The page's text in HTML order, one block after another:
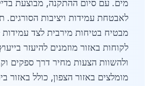
מים. עם סיום ההתקנה, מבוצעת
לאבטחת עמידות ויציבות הסורגים.
מבטיח בטיחות מירבית לצד עמידות
לקוחות באזור מוזמנים להיעזר
ולהשוות הצעות מחיר דרך ספקים
מומלצים באזור הצפון, כולל באזור